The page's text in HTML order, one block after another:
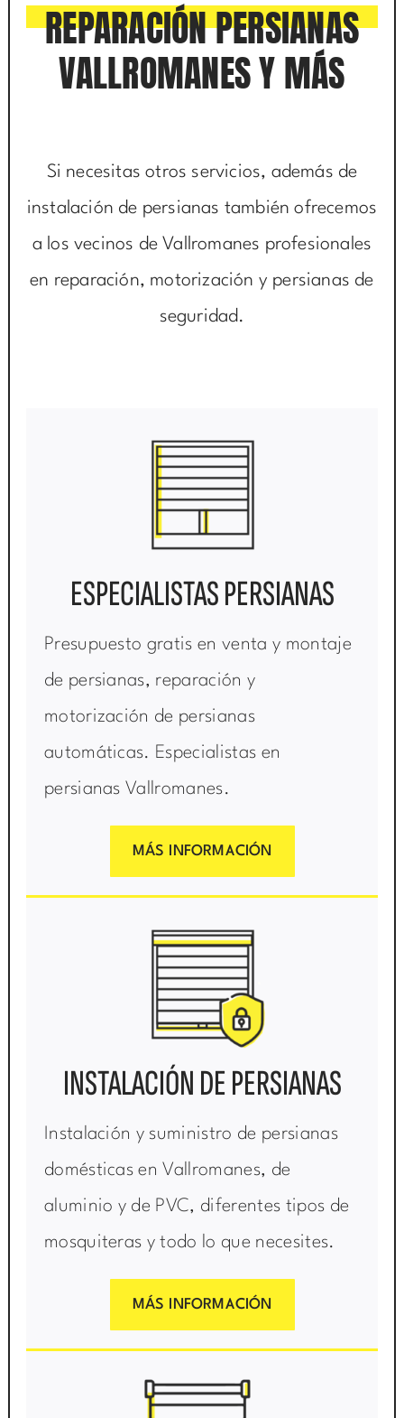
REPARACIÓN PERSIANAS
VALLROMANES Y MÁS
Si necesitas otros servicios, además de
instalación de persianas también ofrecemos
a los vecinos de Vallromanes profesionales
en reparación, motorización y persianas de
seguridad.
ESPECIALISTAS PERSIANAS
Presupuesto gratis en venta y montaje
de persianas, reparación y
motorización de persianas
automáticas. Especialistas en
persianas Vallromanes.
MÁS INFORMACIÓN
INSTALACIÓN DE PERSIANAS
Instalación y suministro de persianas
domésticas en Vallromanes, de
aluminio y de PVC, diferentes tipos de
mosquiteras y todo lo que necesites.
MÁS INFORMACIÓN